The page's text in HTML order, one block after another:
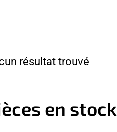
résultat trouvé
en stock